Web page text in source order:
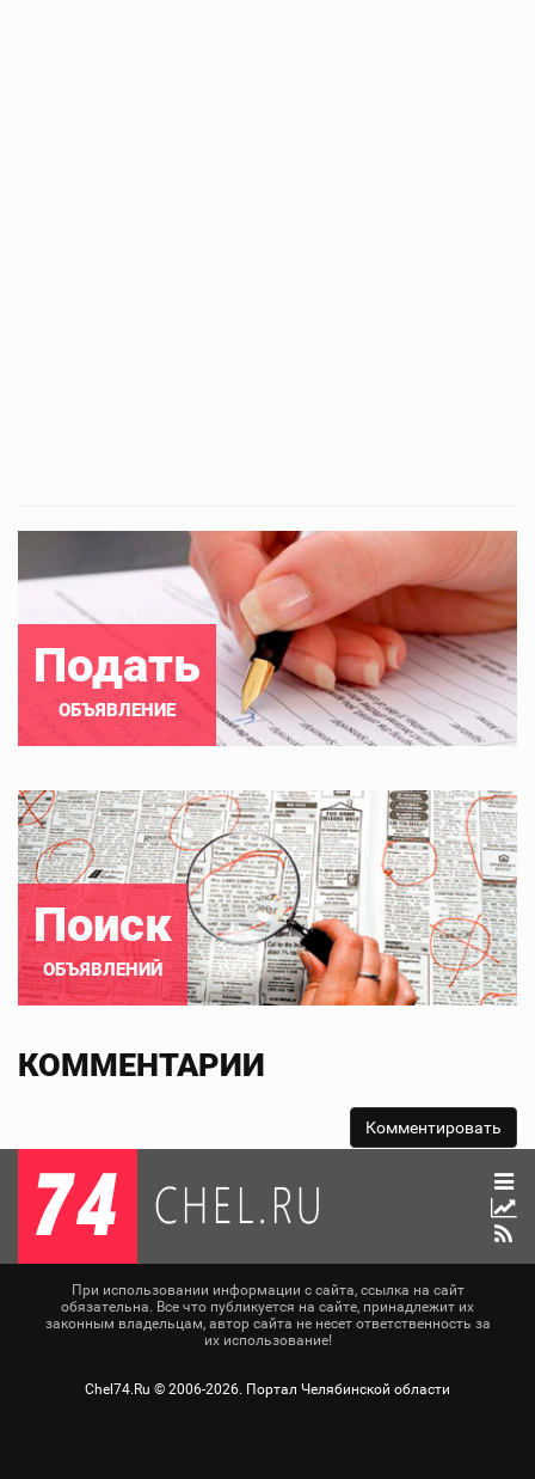
Подать
ОБЪЯВЛЕНИЕ
Поиск
ОБЪЯВЛЕНИЙ
КОММЕНТАРИИ
При использовании информации с сайта, ссылка на сайт
обязательна. Все что публикуется на сайте, принадлежит их
законным владельцам, автор сайта не несет ответственность за
их использование!
Chel74.Ru © 2006-2026. Портал Челябинской области